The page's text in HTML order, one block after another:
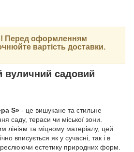
Перед оформленням
вартість доставки.
вуличний садовий
S» - це вишукане та стильне
саду, тераси чи міської зони.
лініям та міцному матеріалу, цей
вписується як у сучасні, так і в
естетику природних форм.